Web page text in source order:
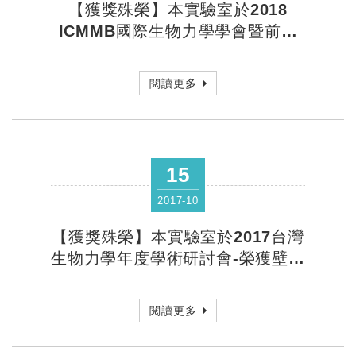
【獲獎殊榮】本實驗室於2018
ICMMB國際生物力學學會暨前瞻
各獎項
閱讀更多
15
2017-10
【獲獎殊榮】本實驗室於2017台灣
生物力學年度學術研討會-榮獲壁報
閱讀更多